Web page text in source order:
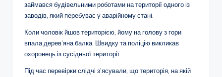
займався будівельними роботами на території одного із
заводів, який перебуває у аварійному стані.
Коли чоловік йшов територією, йому на голову з гори
впала дерев’яна балка. Швидку та поліцію викликав
охоронець із сусідньої території.
Під час перевірки слідчі з’ясували, що територія, на якій